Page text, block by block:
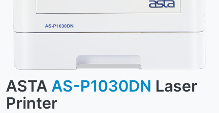
ASTA AS-P1030DN Laser
Printer